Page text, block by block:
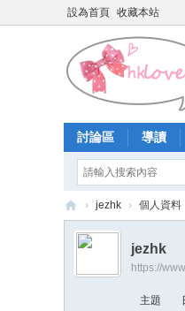
設為首頁 收藏本站
討論區 導讀
香
少
› jezhk › 個人資料
jezhk
https://
主題